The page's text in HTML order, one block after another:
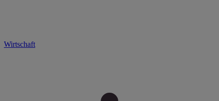
Wirtschaft